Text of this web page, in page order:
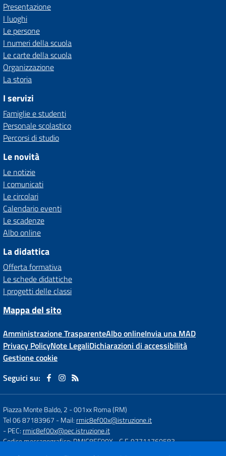
Presentazione
I luoghi
Le persone
I numeri della scuola
Le carte della scuola
Organizzazione
La storia
I servizi
Famiglie e studenti
Personale scolastico
Percorsi di studio
Le novità
Le notizie
I comunicati
Le circolari
Calendario eventi
Le scadenze
Albo online
La didattica
Offerta formativa
Le schede didattiche
I progetti delle classi
Mappa del sito
Amministrazione TrasparenteAlbo onlineInvia una MAD
Privacy PolicyNote LegaliDichiarazioni di accessibilità
Gestione cookie
Seguici su:
Piazza Monte Baldo, 2 -001xx Roma (RM)
Tel 06 87183967 - Mail: rmic8ef00x@istruzione.it
- PEC: rmic8ef00x@pec.istruzione.it
Codice meccanografico: RMIC8EF00X- C.F. 97711760583